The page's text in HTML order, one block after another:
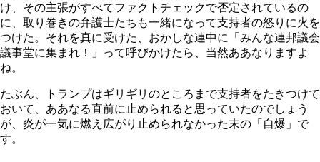
け、その主張がすべてファクトチェックで否定されているの
に、取り巻きの弁護士たちも一緒になって支持者の怒りに火を
つけた。それを真に受けた、おかしな連中に「みんな連邦議会
議事堂に集まれ！」って呼びかけたら、当然ああなりますよ
ね。
たぶん、トランプはギリギリのところまで支持者をたきつけて
おいて、ああなる直前に止められると思っていたのでしょう
が、炎が一気に燃え広がり止められなかった末の「自爆」で
す。